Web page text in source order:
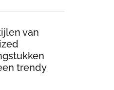
van
trendy